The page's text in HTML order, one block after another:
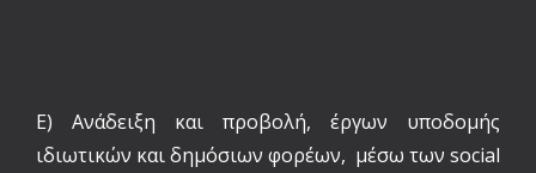
Ε) Ανάδειξη και προβολή, έργων υποδομής
ιδιωτικών και δημόσιων φορέων, μέσω των social